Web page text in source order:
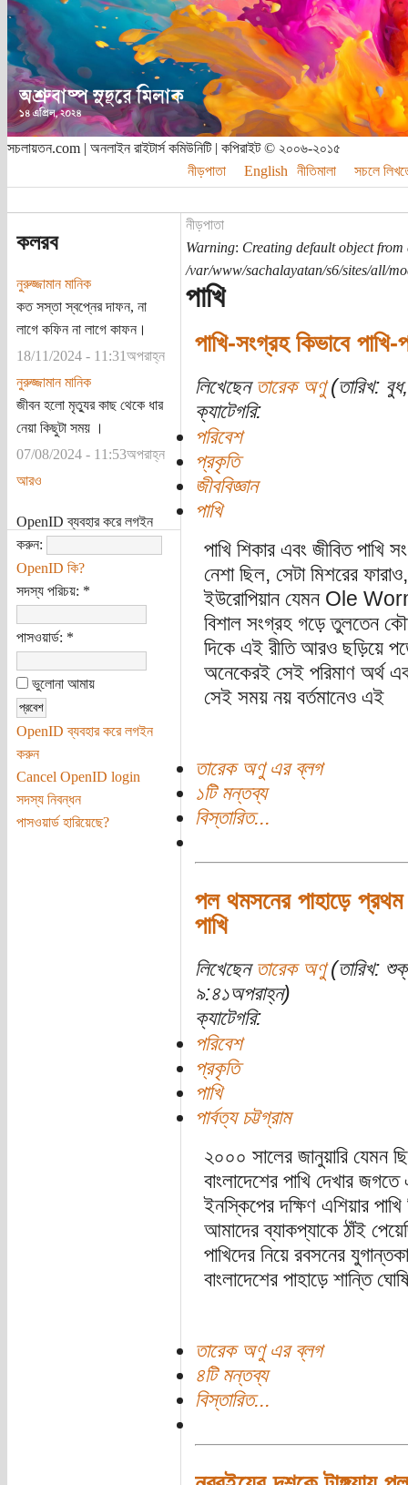
সচলায়তন.com | অনলাইন রাইটার্স কমিউনিটি | কপিরাইট © ২০০৬-২০১৫
নীড়পাতা
English নীতিমালা সচলে
কলরব
নুরুজ্জামান মানিক
কত সস্তা স্বপ্নের দাফন, না
লাগে কফিন না লাগে কাফন।
18/11/2024 - 11:31অপরাহ্ন
নুরুজ্জামান মানিক
জীবন হলো মৃত্যুর কাছ থেকে ধার
নেয়া কিছুটা সময় ।
07/08/2024 - 11:53অপরাহ্ন
আরও
OpenID ব্যবহার করে লগইন
করুন:
OpenID কি?
সদস্য পরিচয়: *
পাসওয়ার্ড: *
ভুলোনা আমায়
OpenID ব্যবহার করে লগইন
করুন
Cancel OpenID login
সদস্য নিবন্ধন
পাসওয়ার্ড হারিয়েছে?
নীড়পাতা
Warning: Creating default object from
/var/www/sachalayatan/s6/sites/all/
পাখি
পাখি-সংগ্রহ কিভাবে
লিখেছেন তারেক অণু(তারিখ:
ক্যাটেগরি:
পরিবেশ
প্রকৃতি
জীববিজ্ঞান
পাখি
পাখি শিকার এবং জীবিত পাখি
নেশা ছিল, সেটা মিশরের
ইউরোপিয়ান যেমন Ole
বিশাল সংগ্রহ গড়ে তুলতেন
দিকে এই রীতি আরও ছড়িয়ে
অনেকেরই সেই পরিমাণ অর্থ
সেই সময় নয় বর্তমানেও এই
তারেক অণু এর ব্লগ
১টি মন্তব্য
বিস্তারিত...
পল থমসনের পাহাড়ে প্রথম
পাখি
লিখেছেন তারেক অণু(তারিখ:
৯:৪১অপরাহ্ন)
ক্যাটেগরি:
পরিবেশ
প্রকৃতি
পাখি
পার্বত্য চট্টগ্রাম
২০০০ সালের জানুয়ারি যেমন
বাংলাদেশের পাখি দেখার
ইনস্কিপের দক্ষিণ এশিয়ার
আমাদের ব্যাকপ্যাকে ঠাঁই
পাখিদের নিয়ে রবসনের
বাংলাদেশের পাহাড়ে শান্তি
তারেক অণু এর ব্লগ
৪টি মন্তব্য
বিস্তারিত...